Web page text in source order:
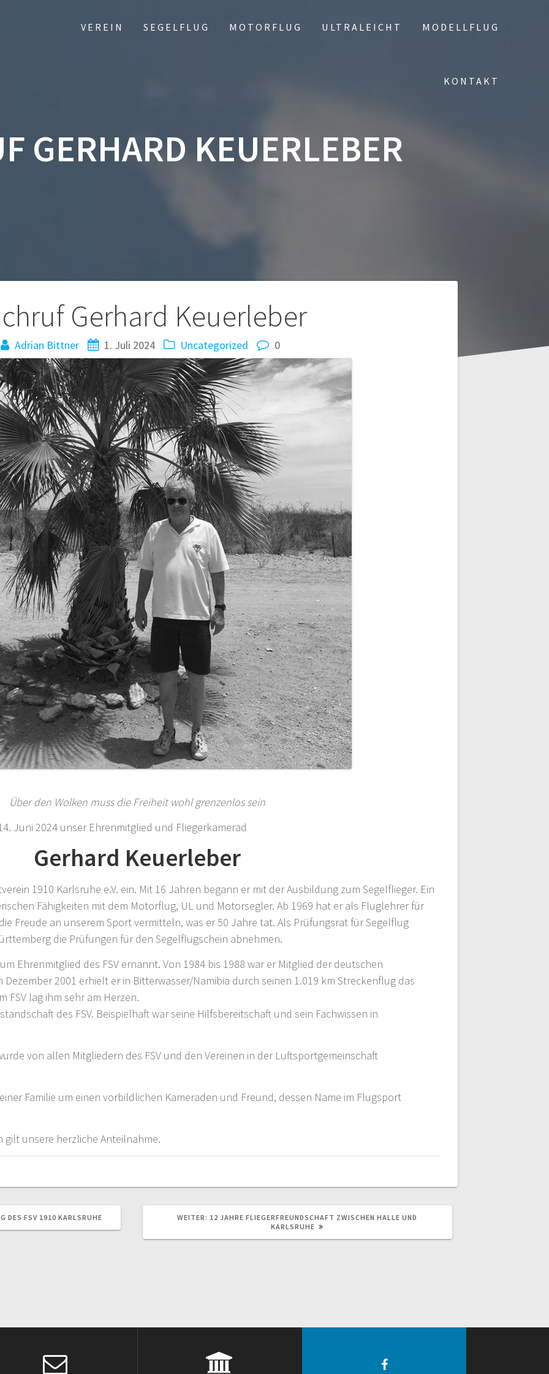
VEREIN SEGELFLUG MOTORFLUG ULTRALEICHT MODELLFLUG
KONTAKT
GERHARD KEUERLEBER
Gerhard Keuerleber
Adrian Bittner 1. Juli 2024 Uncategorized 0
Über den Wolken muss die Freiheit wohl grenzenlos sein
Juni 2024 unser Ehrenmitglied und Fliegerkamerad
Gerhard Keuerleber
1910 Karlsruhe e.V. ein. Mit 16 Jahren begann er mit der Ausbildung zum Segelflieger. Ein
Fähigkeiten mit dem Motorflug, UL und Motorsegler. Ab 1969 hat er als Fluglehrer für
Freude an unserem Sport vermitteln, was er 50 Jahre tat. Als Prüfungsrat für Segelflug
die Prüfungen für den Segelflugschein abnehmen.
Ehrenmitglied des FSV ernannt. Von 1984 bis 1988 war er Mitglied der deutschen
2001 erhielt er in Bitterwasser/Namibia durch seinen 1.019 km Streckenflug das
FSV lag ihm sehr am Herzen.
des FSV. Beispielhaft war seine Hilfsbereitschaft und sein Fachwissen in
von allen Mitgliedern des FSV und den Vereinen in der Luftsportgemeinschaft
Familie um einen vorbildlichen Kameraden und Freund, dessen Name im Flugsport
gilt unsere herzliche Anteilnahme.
DES FSV 1910 KARLSRUHE WEITER: NÄCHSTER
12 JAHRE FLIEGERFREUNDSCHAFT ZWISCHEN HALLE UND
KARLSRUHE